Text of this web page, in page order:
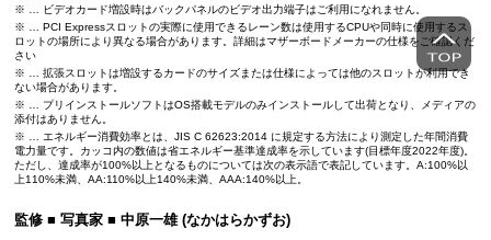
※ … ビデオカード増設時はバックパネルのビデオ出力端子はご利用になれません。
※ … PCI Expressスロットの実際に使用できるレーン数は使用するCPUや同時に使用するス
ロットの場所により異なる場合があります。詳細はマザーボードメーカーの仕様をご確認くだ
さい
※ … 拡張スロットは増設するカードのサイズまたは仕様によっては他のスロットが利用でき
ない場合があります。
※ … プリインストールソフトはOS搭載モデルのみインストールして出荷となり、メディアの
添付はありません。
※ … エネルギー消費効率とは、JIS C 62623:2014 に規定する方法により測定した年間消費
電力量です。カッコ内の数値は省エネルギー基準達成率を示しています(目標年度2022年度)。
ただし、達成率が100%以上となるものについては次の表示語で表記しています。A:100%以
上110%未満、AA:110%以上140%未満、AAA:140%以上。
監修 ■ 写真家 ■ 中原一雄 (なかはらかずお)